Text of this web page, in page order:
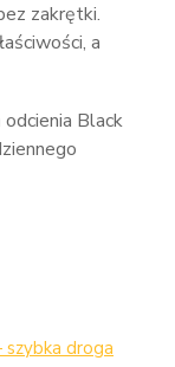
zakrętki.
a
Black
droga